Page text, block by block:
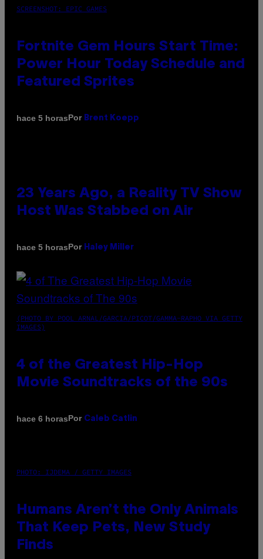
SCREENSHOT: EPIC GAMES
Fortnite Gem Hours Start Time:
Power Hour Today Schedule and
Featured Sprites
hace 5 horasPor Brent Koepp
23 Years Ago, a Reality TV Show
Host Was Stabbed on Air
hace 5 horasPor Haley Miller
(PHOTO BY POOL ARNAL/GARCIA/PICOT/GAMMA-RAPHO VIA GETTY
IMAGES)
4 of the Greatest Hip-Hop
Movie Soundtracks of the 90s
hace 6 horasPor Caleb Catlin
PHOTO: IJDEMA / GETTY IMAGES
Humans Aren’t the Only Animals
That Keep Pets, New Study
Finds